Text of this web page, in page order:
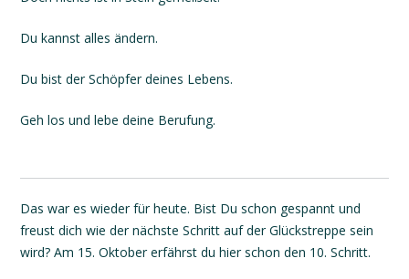
Du kannst alles ändern.
Du bist der Schöpfer deines Lebens.
Geh los und lebe deine Berufung.
Das war es wieder für heute. Bist Du schon gespannt und
freust dich wie der nächste Schritt auf der Glückstreppe sein
wird? Am 15. Oktober erfährst du hier schon den 10. Schritt.